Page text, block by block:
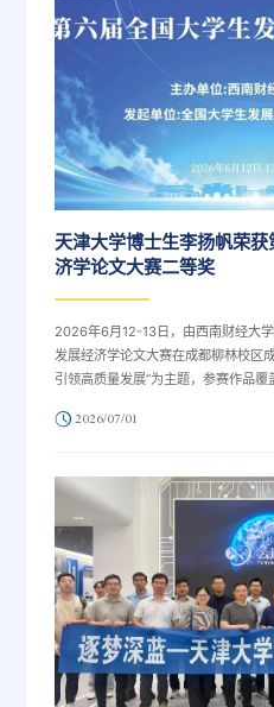
天津大学博士生李扬帆荣
济学论文大赛二等奖
2026年6月12-13日，由西南财经大
发展经济学论文大赛在成都柳林校区
引领高质量发展”为主题，参赛作品
富裕等发展经济学核心前沿议题，推
2026/07/01